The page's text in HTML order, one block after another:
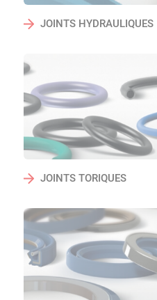
JOINTS HYDRAULIQUES
JOINTS TORIQUES